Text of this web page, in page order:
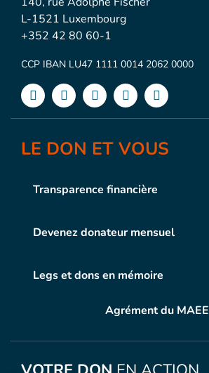
L-1521 Luxembourg
+352 42 80 60-1
CCP IBAN LU47 1111 0014 2062 0000
LE DON ET VOUS
Transparence financière
Devenez donateur mensuel
Legs et dons en mémoire
Agrément du MAEE